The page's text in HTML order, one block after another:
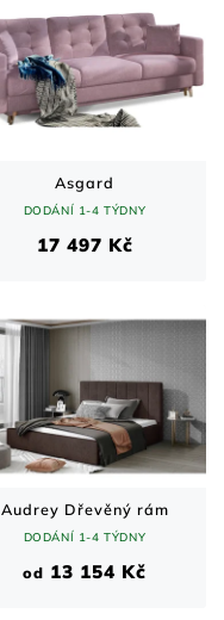
Asgard
DODÁNÍ 1-4 TÝDNY
17 497 Kč
Audrey Dřevěný rám
DODÁNÍ 1-4 TÝDNY
od 13 154 Kč